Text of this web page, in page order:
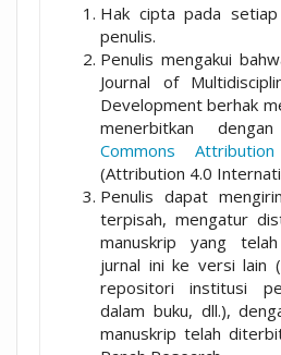
Hak cipta pada
penulis.
Penulis mengakui
Journal of
Development berhak
menerbitkan
Commons
(Attribution 4.0
Penulis dapat
terpisah, mengatur
manuskrip yang
jurnal ini ke versi lain
repositori institusi
dalam buku, dll.),
manuskrip telah